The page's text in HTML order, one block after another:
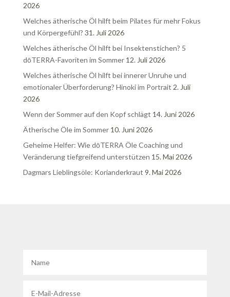
2026
Welches ätherische Öl hilft beim Pilates für mehr Fokus
und Körpergefühl? 31. Juli 2026
Welches ätherische Öl hilft bei Insektenstichen? 5
dōTERRA-Favoriten im Sommer 12. Juli 2026
Welches ätherische Öl hilft bei innerer Unruhe und
emotionaler Überforderung? Hinoki im Portrait 2. Juli
2026
Wenn der Sommer auf den Kopf schlägt 14. Juni 2026
Ätherische Öle im Sommer 10. Juni 2026
Geheime Helfer: Wie dōTERRA Öle Coaching und
Veränderung tiefgreifend unterstützen 15. Mai 2026
Dagmars Lieblingsöle: Korianderkraut 9. Mai 2026